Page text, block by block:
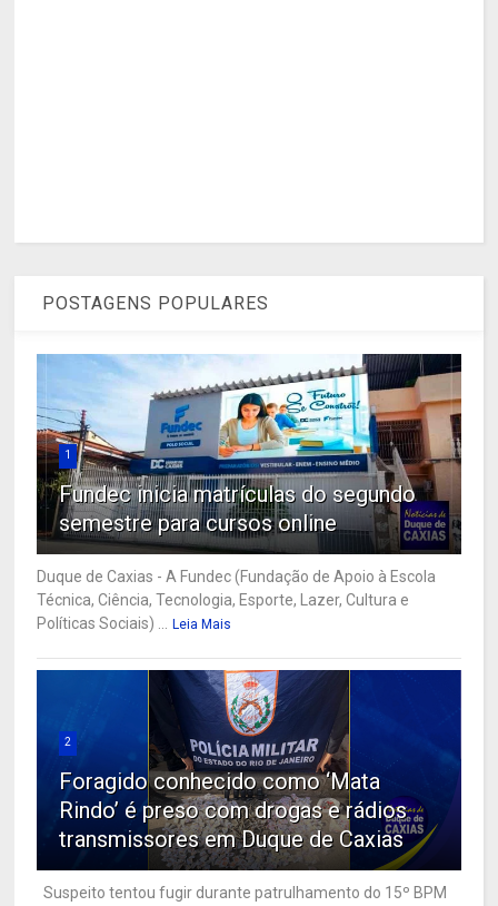
POSTAGENS POPULARES
1
Fundec inicia matrículas do segundo
semestre para cursos online
Duque de Caxias - A Fundec (Fundação de Apoio à Escola
Técnica, Ciência, Tecnologia, Esporte, Lazer, Cultura e
Políticas Sociais) ...
Leia Mais
2
Foragido conhecido como ‘Mata
Rindo’ é preso com drogas e rádios
transmissores em Duque de Caxias
Suspeito tentou fugir durante patrulhamento do 15º BPM